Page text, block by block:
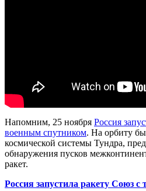
Напомним, 25 ноября Россия
военным спутником. На орбиту
космической системы Тундра,
обнаружения пусков
ракет.
Россия запустила ракету Союз